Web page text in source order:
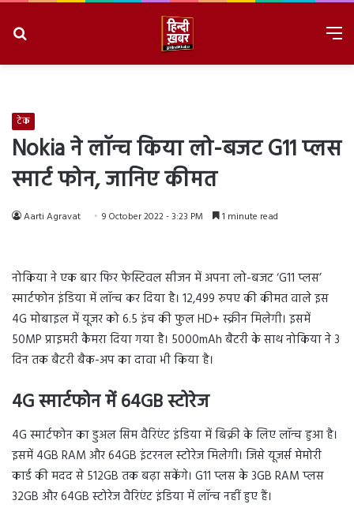
टेक
Nokia ने लॉन्च किया लो-बजट G11 प्लस
स्मार्ट फोन, जानिए कीमत
Aarti Agravat 9 October 2022 - 3:23 PM 1 minute read
नोकिया ने एक बार फिर फेस्टिवल सीजन में अपना लो-बजट ‘G11 प्लस’
स्मार्टफोन इंडिया में लॉन्च कर दिया है। 12,499 रुपए की कीमत वाले इस
4G मोबाइल में यूजर को 6.5 इंच की फुल HD+ स्क्रीन मिलेगी। इसमें
50MP प्राइमरी कैमरा दिया गया है। 5000mAh बैटरी के साथ नोकिया ने 3
दिन तक बैटरी बैक-अप का दावा भी किया है।
4Gस्मार्टफोन में 64GBस्टोरेज
4G स्मार्टफोन का डुअल सिम वैरिएंट इंडिया में बिक्री के लिए लॉन्च हुआ है।
इसमें 4GB RAM और 64GB इंटरनल स्टोरेज मिलेगी। जिसे यूजर्स मेमोरी
कार्ड की मदद से 512GB तक बढ़ा सकेंगे। G11 प्लस के 3GB RAM प्लस
32GB और 64GB स्टोरेज वैरिएंट इंडिया में लॉन्च नहीं हुए हैं।